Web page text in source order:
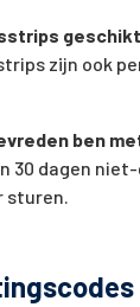
zijn ook
ben
30 dagen